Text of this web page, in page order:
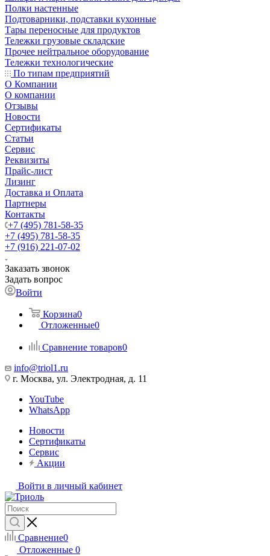
Полки настенные
Подтоварники, подставки кухонные
Тары переносные для продуктов
Тележки грузовые складские
Прочее нейтральное оборудование
Тележки технологические
По типам предприятий
О Компании
О компании
Отзывы
Новости
Сертификаты
Статьи
Сервис
Реквизиты
Прайс-лист
Лизинг
Доставка и Оплата
Партнеры
Контакты
+7 (495) 781-58-35
+7 (495) 781-58-35
+7 (916) 221-07-02
Заказать звонок
Задать вопрос
Войти
Корзина0
Отложенные0
Сравнение товаров0
info@triol1.ru
г. Москва, ул. Электродная, д. 11
YouTube
WhatsApp
Новости
Сертификаты
Сервис
Акции
Войти в личный кабинет
Сравнение0
Отложенные 0